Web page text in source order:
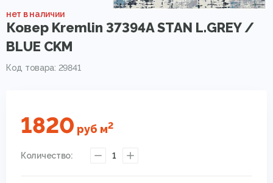
нет в наличии
Ковер Kremlin 37394A STAN L.GREY /
BLUE CKM
Код товара: 29841
1820 руб м2
Количество: 1